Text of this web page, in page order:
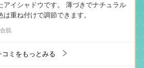
アイシャドウです。 薄づきでナチュラル
重ね付けで調節できます。
肌
コミをもっとみる